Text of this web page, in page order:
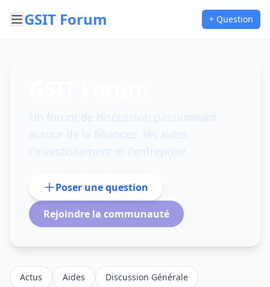
GSIT Forum + Question
Un forum de discussion passionnant
autour de la finances, les aides,
l'investissement et l'entreprise
Poser une question
Rejoindre la communauté
Actus Aides
Discussion Générale